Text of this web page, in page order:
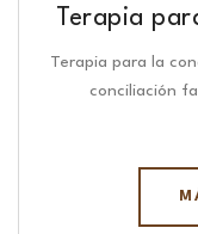
Terapia
Terapia para la
conciliación